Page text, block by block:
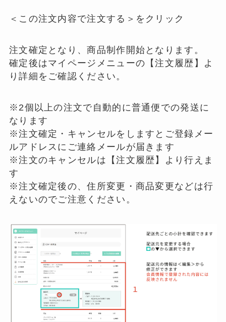
＜この注文内容で注文する＞をクリック
注文確定となり、商品制作開始となります。
確定後はマイページメニューの【注文履歴】よ
り詳細をご確認ください。
※2個以上の注文で自動的に普通便での発送に
なります
※注文確定・キャンセルをしますとご登録メー
ルアドレスにご連絡メールが届きます
※注文のキャンセルは【注文履歴】より行えま
す
※注文確定後の、住所変更・商品変更などは行
えないのでご注意ください。